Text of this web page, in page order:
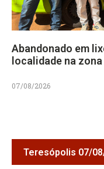
Abandonado em
localidade na
07/08/2026
Teresópolis 07/